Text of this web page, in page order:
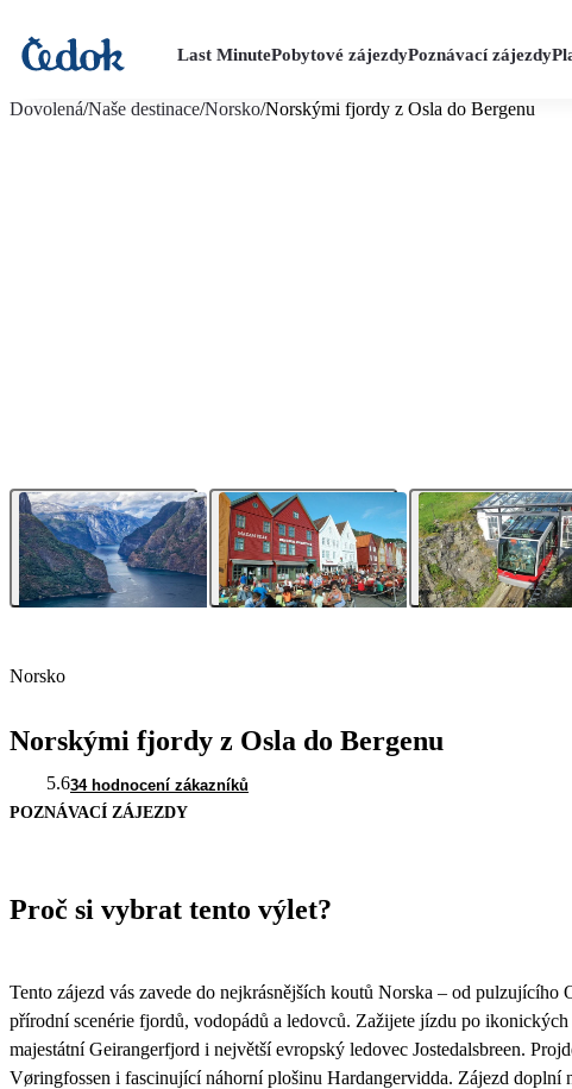
Last MinutePobytové zájezdyPoznávací zájezdy
Dovolená/Naše destinace/Norsko/Norskými fjordy z Osla do Bergenu
Norsko
Norskými fjordy z Osla do Bergenu
5.634 hodnocení zákazníků
POZNÁVACÍ ZÁJEZDY
Proč si vybrat tento výlet?
Tento zájezd vás zavede do nejkrásnějších koutů Norska – od pulzujícího
přírodní scenérie fjordů, vodopádů a ledovců. Zažijete jízdu po
majestátní Geirangerfjord i největší evropský ledovec Jostedalsbreen.
Vøringfossen i fascinující náhorní plošinu Hardangervidda. Zájezd doplní